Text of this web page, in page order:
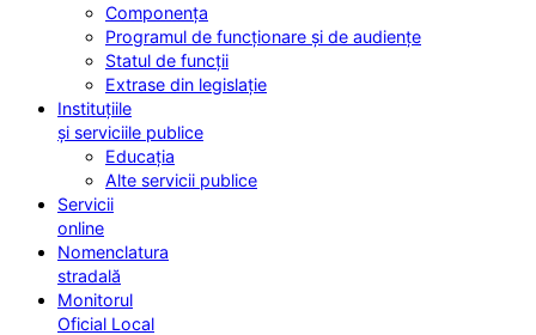
Componența
Programul de funcționare și de audiențe
Statul de funcții
Extrase din legislație
Instituțiile
și serviciile publice
Educația
Alte servicii publice
Servicii
online
Nomenclatura
stradală
Monitorul
Oficial Local